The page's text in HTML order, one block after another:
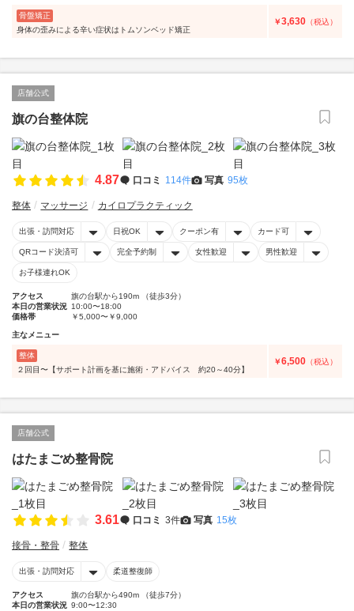
骨盤矯正
身体の歪みによる辛い症状はトムソンベッド矯正
￥3,630 （税込）
店舗公式
旗の台整体院
4.87 口コミ 114件 写真 95枚
整体 マッサージ カイロプラクティック
出張・訪問対応 日祝OK クーポン有 カード可
QRコード決済可 完全予約制 女性歓迎 男性歓迎
お子様連れOK
アクセス
旗の台駅から190m （徒歩3分）
本日の営業状況 10:00〜18:00
価格帯
￥5,000〜￥9,000
主なメニュー
整体
２回目〜【サポート計画を基に施術・アドバイス 約20～40分】
￥6,500 （税込）
店舗公式
はたまごめ整骨院
3.61 口コミ 3件 写真 15枚
接骨・整骨 整体
出張・訪問対応 柔道整復師
アクセス
旗の台駅から490m （徒歩7分）
本日の営業状況 9:00〜12:30